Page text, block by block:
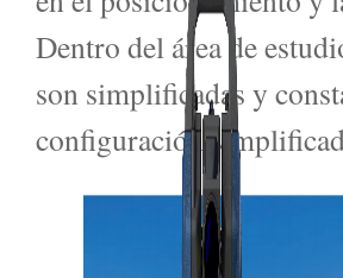
Dentro del área de
son simplificadas y
configuración